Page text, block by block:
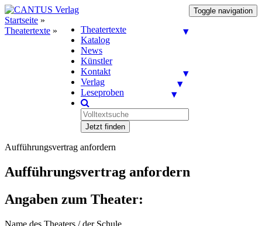
Toggle navigation
Theatertexte
Katalog
News
Künstler
Kontakt
Verlag
Leseproben
Jetzt finden
Startseite »
Theatertexte »
Aufführungsvertrag anfordern
Aufführungsvertrag anfordern
Angaben zum Theater:
Name des Theaters / der Schule